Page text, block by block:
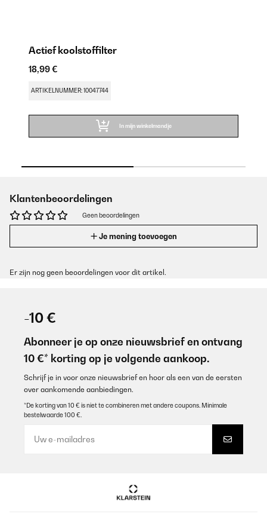
Actief koolstoffilter
18,99 €
ARTIKELNUMMER: 10047744
In mijn winkelmandje
Klantenbeoordelingen
Geen beoordelingen
Je mening toevoegen
Er zijn nog geen beoordelingen voor dit artikel.
-10 €
Abonneer je op onze nieuwsbrief en ontvang
10 €* korting op je volgende aankoop.
Schrijf je in voor onze nieuwsbrief en hoor als een van de eersten
over aankomende aanbiedingen.
*De korting van 10 € is niet te combineren met andere coupons. Minimale
bestelwaarde 100 €.